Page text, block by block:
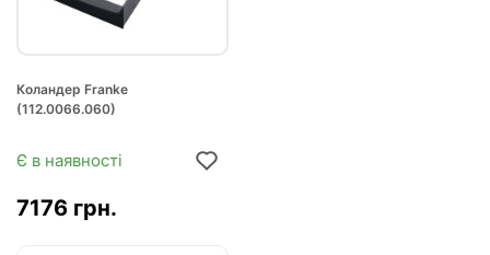
Коландер Franke
(112.0066.060)
Є в наявності
7176 грн.